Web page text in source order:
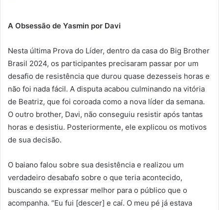
A Obsessão de Yasmin por Davi
Nesta última Prova do Líder, dentro da casa do Big Brother
Brasil 2024, os participantes precisaram passar por um
desafio de resistência que durou quase dezesseis horas e
não foi nada fácil. A disputa acabou culminando na vitória
de Beatriz, que foi coroada como a nova líder da semana.
O outro brother, Davi, não conseguiu resistir após tantas
horas e desistiu. Posteriormente, ele explicou os motivos
de sua decisão.
O baiano falou sobre sua desistência e realizou um
verdadeiro desabafo sobre o que teria acontecido,
buscando se expressar melhor para o público que o
acompanha. “Eu fui [descer] e caí. O meu pé já estava